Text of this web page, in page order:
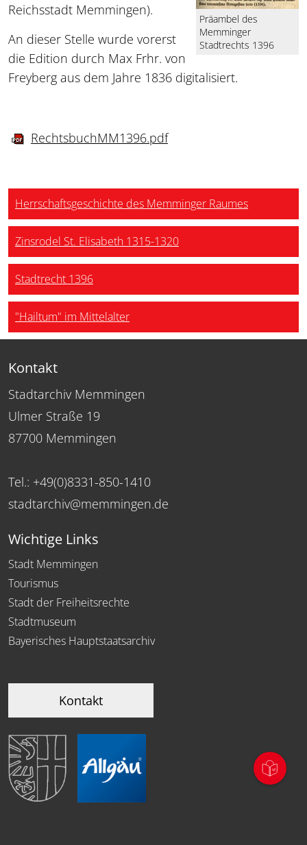
Präambel des
Memminger
Stadtrechts 1396
Reichsstadt Memmingen).
An dieser Stelle wurde vorerst
die Edition durch Max Frhr. von
Freyberg aus dem Jahre 1836 digitalisiert.
RechtsbuchMM1396.pdf
Herrschaftsgeschichte des Memminger Raumes
Zinsrodel St. Elisabeth 1315-1320
Stadtrecht 1396
"Hailtum" im Mittelalter
Kontakt
Stadtarchiv Memmingen
Ulmer Straße 19
87700 Memmingen
Tel.: +49(0)8331-850-1410
stadtarchiv@memmingen.de
Wichtige Links
Stadt Memmingen
Tourismus
Stadt der Freiheitsrechte
Stadtmuseum
Bayerisches Hauptstaatsarchiv
Kontakt